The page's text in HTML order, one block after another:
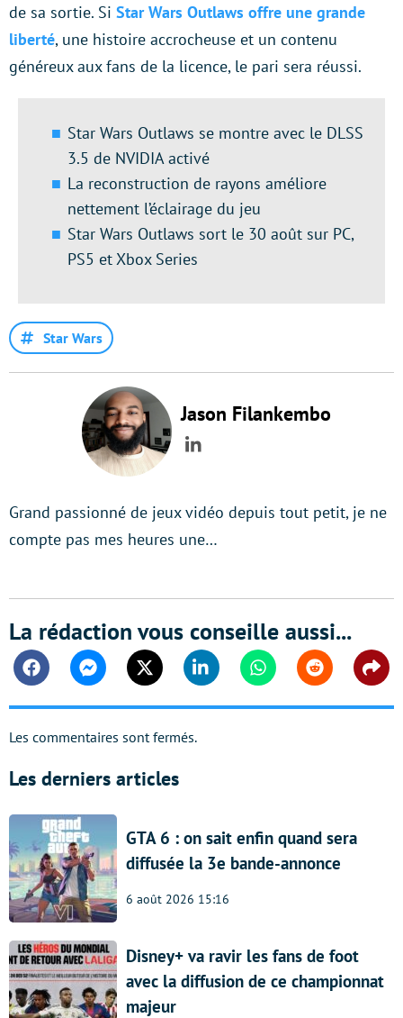
de sa sortie. Si Star Wars Outlaws offre une grande
liberté, une histoire accrocheuse et un contenu
généreux aux fans de la licence, le pari sera réussi.
Star Wars Outlaws se montre avec le DLSS
3.5 de NVIDIA activé
La reconstruction de rayons améliore
nettement l’éclairage du jeu
Star Wars Outlaws sort le 30 août sur PC,
PS5 et Xbox Series
Star Wars
Jason Filankembo
LinkedIn
Grand passionné de jeux vidéo depuis tout petit, je ne
compte pas mes heures une…
La rédaction vous conseille aussi...
FacebookMessengerTwitter Linkedin WhatsappReddit
Les commentaires sont fermés.
Les derniers articles
GTA 6 : on sait enfin quand sera
diffusée la 3e bande-annonce
6 août 2026 15:16
Disney+ va ravir les fans de foot
avec la diffusion de ce championnat
majeur